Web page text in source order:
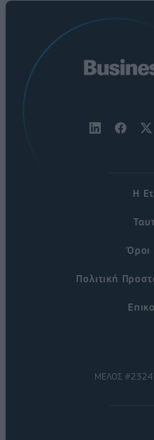
Η
Όροι
Πολιτική
ΜΕΛΟΣ